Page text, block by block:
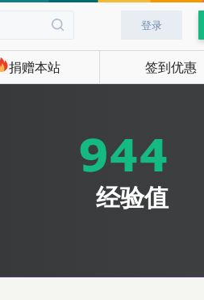
登录
捐赠本站 签到优惠
944
经验值